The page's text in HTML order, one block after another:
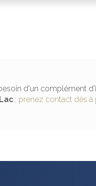
d'un complément
: prenez contact dès à